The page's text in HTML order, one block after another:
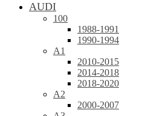
AUDI
100
1988-1991
1990-1994
A1
2010-2015
2014-2018
2018-2020
A2
2000-2007